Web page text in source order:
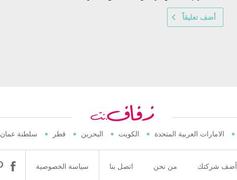
أضف تعليقاً
الامارات العربية المتحدة الكويت البحرين قطر سلطنة عمان
أضف شركتك من نحن اتصل بنا سياسة الخصوصية